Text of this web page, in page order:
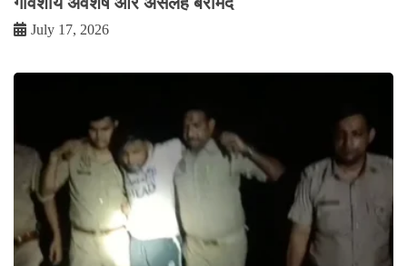
July 17, 2026